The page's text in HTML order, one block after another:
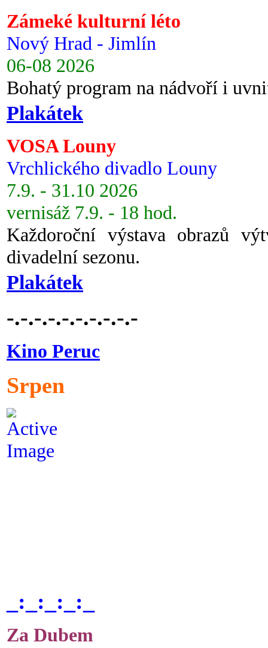
Zámeké kulturní léto
Nový Hrad - Jimlín
06-08 2026
Bohatý program na nádvoří i
Plakátek
VOSA Louny
Vrchlického divadlo Louny
7.9. - 31.10 2026
vernisáž 7.9. - 18 hod.
Každoroční výstava obrazů
divadelní sezonu.
Plakátek
-.-.-.-.-.-.-.-.-.-
Kino Peruc
Srpen
_:_:_:_:_
Za Dubem